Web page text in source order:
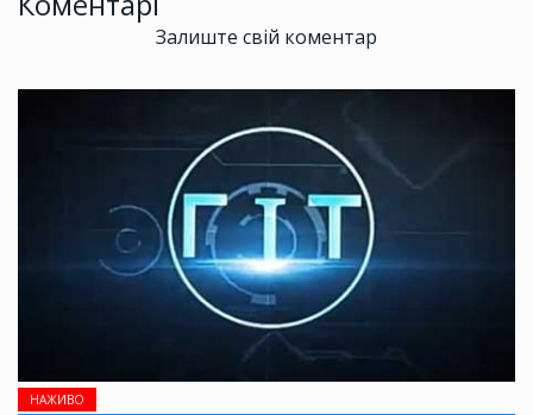
НАЖИВО
Залиште свій коментар